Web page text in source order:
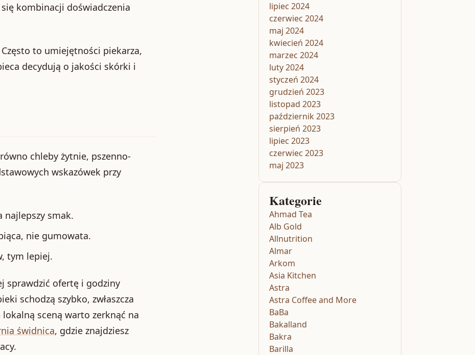
kombinacji doświadczenia
to umiejętności piekarza,
decydują o jakości skórki i
chleby żytnie, pszenno-
wskazówek przy
najlepszy smak.
nie gumowata.
tym lepiej.
sprawdzić ofertę i godziny
schodzą szybko, zwłaszcza
sceną warto zerknąć na
świdnica, gdzie znajdziesz
lipiec 2024
czerwiec 2024
maj 2024
kwiecień 2024
marzec 2024
luty 2024
styczeń 2024
grudzień 2023
listopad 2023
październik 2023
sierpień 2023
lipiec 2023
czerwiec 2023
maj 2023
Kategorie
Ahmad Tea
Alb Gold
Allnutrition
Almar
Arkom
Asia Kitchen
Astra
Astra Coffee and More
BaBa
Bakalland
Bakra
Barilla